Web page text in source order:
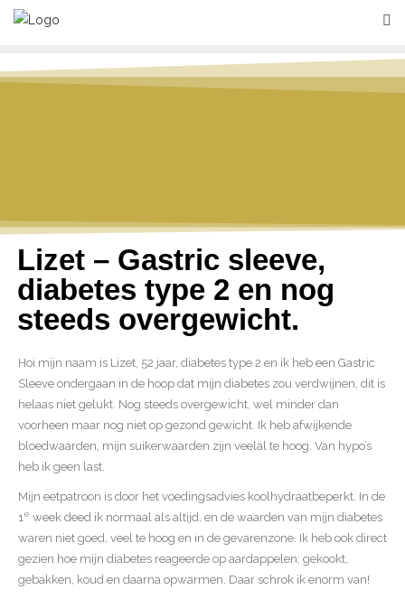
Lizet – Gastric sleeve,
diabetes type 2 en nog
steeds overgewicht.
Hoi mijn naam is Lizet, 52 jaar, diabetes type 2 en ik heb een Gastric
Sleeve ondergaan in de hoop dat mijn diabetes zou verdwijnen, dit is
helaas niet gelukt. Nog steeds overgewicht, wel minder dan
voorheen maar nog niet op gezond gewicht. Ik heb afwijkende
bloedwaarden, mijn suikerwaarden zijn veelal te hoog. Van hypo’s
heb ik geen last.
Mijn eetpatroon is door het voedingsadvies koolhydraatbeperkt. In de
1e week deed ik normaal als altijd, en de waarden van mijn diabetes
waren niet goed, veel te hoog en in de gevarenzone. Ik heb ook direct
gezien hoe mijn diabetes reageerde op aardappelen; gekookt,
gebakken, koud en daarna opwarmen. Daar schrok ik enorm van!